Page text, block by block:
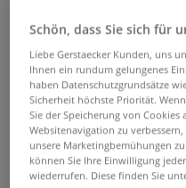
Resteliebe
Schön, dass Sie sich für
Liebe Gerstaecker Kunden, uns
Ihnen ein rundum gelungenes
haben Datenschutzgrundsätze
Sicherheit höchste Priorität.
Sie der Speicherung von Cookies
Websitenavigation zu
unsere Marketingbemühungen
können Sie Ihre Einwilligung
wiederrufen. Diese finden Sie